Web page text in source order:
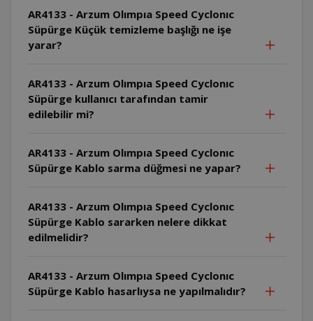
AR4133 - Arzum Olımpıa Speed Cyclonıc
Süpürge Küçük temizleme başlığı ne işe
yarar?
AR4133 - Arzum Olımpıa Speed Cyclonıc
Süpürge kullanıcı tarafından tamir
edilebilir mi?
AR4133 - Arzum Olımpıa Speed Cyclonıc
Süpürge Kablo sarma düğmesi ne yapar?
AR4133 - Arzum Olımpıa Speed Cyclonıc
Süpürge Kablo sararken nelere dikkat
edilmelidir?
AR4133 - Arzum Olımpıa Speed Cyclonıc
Süpürge Kablo hasarlıysa ne yapılmalıdır?